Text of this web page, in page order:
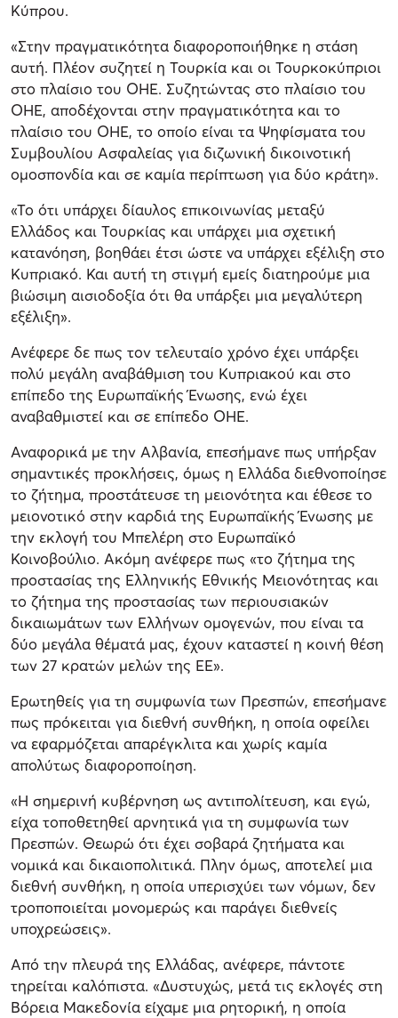
Κύπρου.
«Στην πραγματικότητα διαφοροποιήθηκε η στάση
αυτή. Πλέον συζητεί η Τουρκία και οι Τουρκοκύπριοι
στο πλαίσιο του ΟΗΕ. Συζητώντας στο πλαίσιο του
ΟΗΕ, αποδέχονται στην πραγματικότητα και το
πλαίσιο του ΟΗΕ, το οποίο είναι τα Ψηφίσματα του
Συμβουλίου Ασφαλείας για διζωνική δικοινοτική
ομοσπονδία και σε καμία περίπτωση για δύο κράτη».
«Το ότι υπάρχει δίαυλος επικοινωνίας μεταξύ
Ελλάδος και Τουρκίας και υπάρχει μια σχετική
κατανόηση, βοηθάει έτσι ώστε να υπάρχει εξέλιξη στο
Κυπριακό. Και αυτή τη στιγμή εμείς διατηρούμε μια
βιώσιμη αισιοδοξία ότι θα υπάρξει μια μεγαλύτερη
εξέλιξη».
Ανέφερε δε πως τον τελευταίο χρόνο έχει υπάρξει
πολύ μεγάλη αναβάθμιση του Κυπριακού και στο
επίπεδο της Ευρωπαϊκής Ένωσης, ενώ έχει
αναβαθμιστεί και σε επίπεδο ΟΗΕ.
Αναφορικά με την Αλβανία, επεσήμανε πως υπήρξαν
σημαντικές προκλήσεις, όμως η Ελλάδα διεθνοποίησε
το ζήτημα, προστάτευσε τη μειονότητα και έθεσε το
μειονοτικό στην καρδιά της Ευρωπαϊκής Ένωσης με
την εκλογή του Μπελέρη στο Ευρωπαϊκό
Κοινοβούλιο. Ακόμη ανέφερε πως «το ζήτημα της
προστασίας της Ελληνικής Εθνικής Μειονότητας και
το ζήτημα της προστασίας των περιουσιακών
δικαιωμάτων των Ελλήνων ομογενών, που είναι τα
δύο μεγάλα θέματά μας, έχουν καταστεί η κοινή θέση
των 27 κρατών μελών της ΕΕ».
Ερωτηθείς για τη συμφωνία των Πρεσπών, επεσήμανε
πως πρόκειται για διεθνή συνθήκη, η οποία οφείλει
να εφαρμόζεται απαρέγκλιτα και χωρίς καμία
απολύτως διαφοροποίηση.
«Η σημερινή κυβέρνηση ως αντιπολίτευση, και εγώ,
είχα τοποθετηθεί αρνητικά για τη συμφωνία των
Πρεσπών. Θεωρώ ότι έχει σοβαρά ζητήματα και
νομικά και δικαιοπολιτικά. Πλην όμως, αποτελεί μια
διεθνή συνθήκη, η οποία υπερισχύει των νόμων, δεν
τροποποιείται μονομερώς και παράγει διεθνείς
υποχρεώσεις».
Από την πλευρά της Ελλάδας, ανέφερε, πάντοτε
τηρείται καλόπιστα. «Δυστυχώς, μετά τις εκλογές στη
Βόρεια Μακεδονία είχαμε μια ρητορική, η οποία